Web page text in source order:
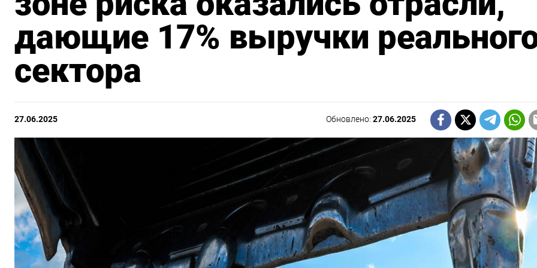
дающие 17% выручки
сектора
27.06.2025 Обновлено:27.06.2025